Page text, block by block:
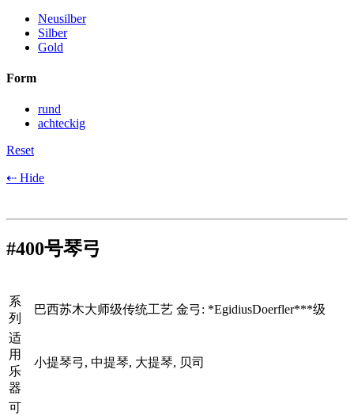
Neusilber
Silber
Gold
Form
rund
achteckig
Reset
⇠ Hide
#400号琴弓
系
列
巴西苏木大师级传统工艺 金弓: *EgidiusDoerfler***级
适
用
乐
器
小提琴弓, 中提琴, 大提琴, 贝司
可